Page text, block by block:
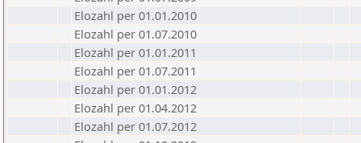
Elozahl per 01.01.2010
Elozahl per 01.07.2010
Elozahl per 01.01.2011
Elozahl per 01.07.2011
Elozahl per 01.01.2012
Elozahl per 01.04.2012
Elozahl per 01.07.2012